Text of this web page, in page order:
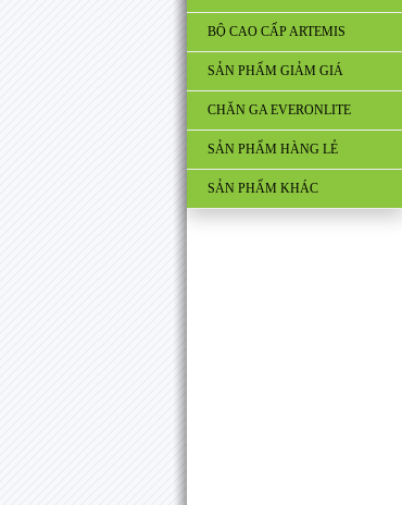
BỘ CAO CẤP ARTEMIS
SẢN PHẨM GIẢM GIÁ
CHĂN GA EVERONLITE
SẢN PHẨM HÀNG LẺ
SẢN PHẨM KHÁC